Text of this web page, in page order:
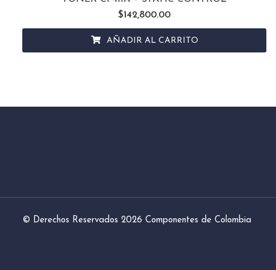
$142,800.00
AÑADIR AL CARRITO
© Derechos Reservados 2026 Componentes de Colombia